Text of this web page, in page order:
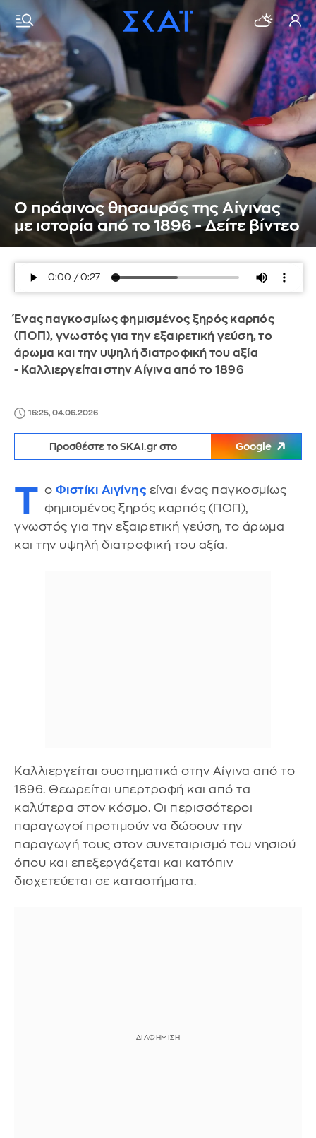
Ο πράσινος θησαυρός της Αίγινας
με ιστορία από το 1896 - Δείτε βίντεο
Ένας παγκοσμίως φημισμένος ξηρός καρπός
(ΠΟΠ), γνωστός για την εξαιρετική γεύση, το
άρωμα και την υψηλή διατροφική του αξία
- Καλλιεργείται στην Αίγινα από το 1896
16:25, 04.06.2026
Προσθέστε το SKAI.gr στο Google
Τ ο Φιστίκι Αιγίνης είναι ένας παγκοσμίως
φημισμένος ξηρός καρπός (ΠΟΠ),
γνωστός για την εξαιρετική γεύση, το άρωμα
και την υψηλή διατροφική του αξία.
Καλλιεργείται συστηματικά στην Αίγινα από το
1896. Θεωρείται υπερτροφή και από τα
καλύτερα στον κόσμο. Οι περισσότεροι
παραγωγοί προτιμούν να δώσουν την
παραγωγή τους στον συνεταιρισμό του νησιού
όπου και επεξεργάζεται και κατόπιν
διοχετεύεται σε καταστήματα.